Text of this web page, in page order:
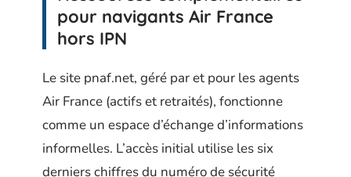
pour navigants Air France
hors IPN
Le site pnaf.net, géré par et pour les agents
Air France (actifs et retraités), fonctionne
comme un espace d’échange d’informations
informelles. L’accès initial utilise les six
derniers chiffres du numéro de sécurité